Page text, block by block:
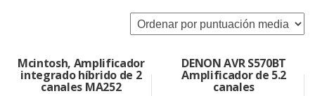
por
puntuación
Mcintosh, Amplificador
integrado híbrido de 2
canales MA252
DENON AVR S570BT
Amplificador de 5.2
canales